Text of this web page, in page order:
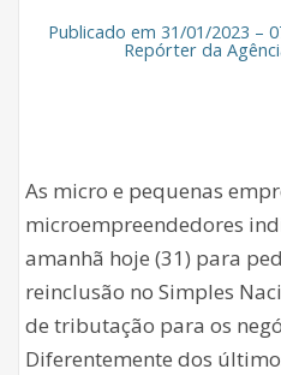
Publicado em 31/01/2023 –
Repórter da
As micro e pequenas
microempreendedores
amanhã hoje (31) para
reinclusão no Simples
de tributação para os
Diferentemente dos